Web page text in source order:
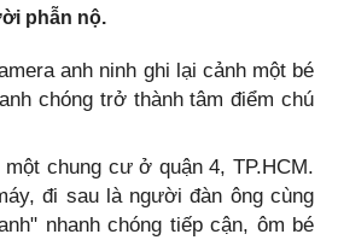
phẫn nộ.
anh ninh ghi lại cảnh một bé
chóng trở thành tâm điểm chú
chung cư ở quận 4, TP.HCM.
đi sau là người đàn ông cùng
nhanh chóng tiếp cận, ôm bé